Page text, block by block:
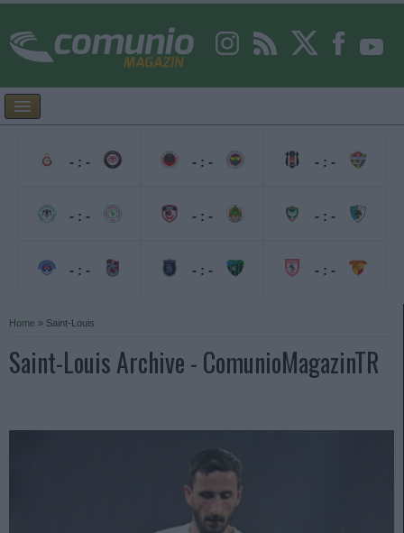
- : -
- : -
- : -
- : -
- : -
- : -
- : -
- : -
- : -
Home » Saint-Louis
Saint-Louis Archive - ComunioMagazinTR